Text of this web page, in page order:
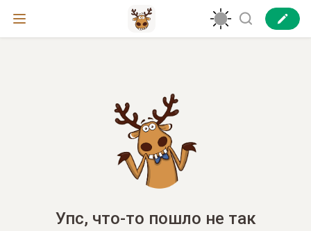
Упс, что-то пошло не так